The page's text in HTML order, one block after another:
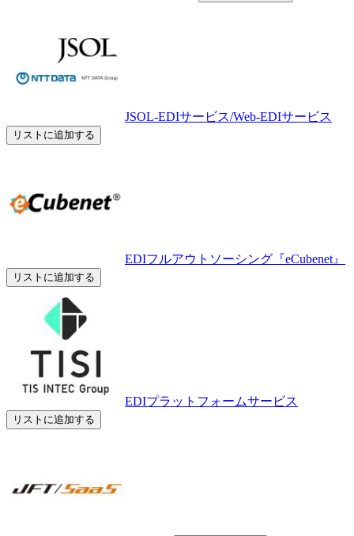
JSOL-EDIサービス/Web-EDIサービス
リストに追加する
EDIフルアウトソーシング『eCubenet』
リストに追加する
EDIプラットフォームサービス
リストに追加する